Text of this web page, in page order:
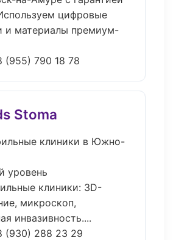
цифровые
и материалы премиум-
(955) 790 18 78
Stoma
клиники в Южно-
уровень
клиники: 3D-
микроскоп,
инвазивность....
(930) 288 23 29